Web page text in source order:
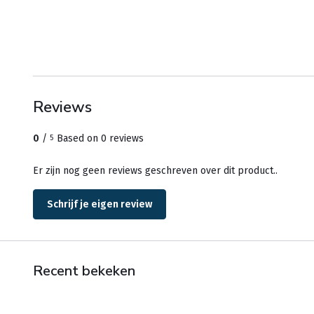
Reviews
0 / 5 Based on 0 reviews
Er zijn nog geen reviews geschreven over dit product..
Schrijf je eigen review
Recent bekeken